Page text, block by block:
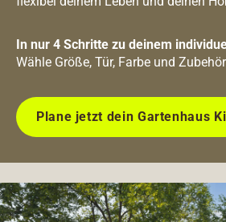
In nur 4 Schritte zu deinem
Wähle Größe, Tür, Farbe und
Plane jetzt dein Gartenhaus